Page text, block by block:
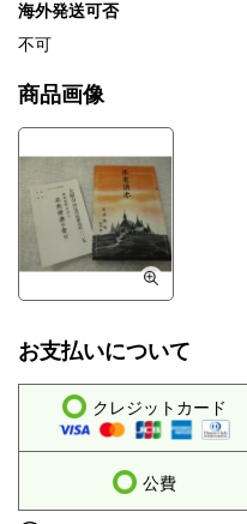
海外発送可否
不可
商品画像
お支払いについて
クレジットカード
公費